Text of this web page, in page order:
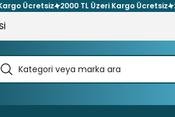
Ücretsiz 2000 TL Üzeri Kargo Ücretsiz 2000